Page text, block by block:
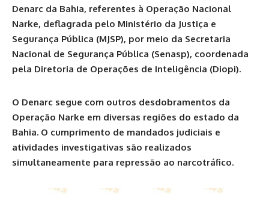
Denarc da Bahia, referentes à Operação Nacional
Narke, deflagrada pelo Ministério da Justiça e
Segurança Pública (MJSP), por meio da Secretaria
Nacional de Segurança Pública (Senasp), coordenada
pela Diretoria de Operações de Inteligência (Diopi).
O Denarc segue com outros desdobramentos da
Operação Narke em diversas regiões do estado da
Bahia. O cumprimento de mandados judiciais e
atividades investigativas são realizados
simultaneamente para repressão ao narcotráfico.